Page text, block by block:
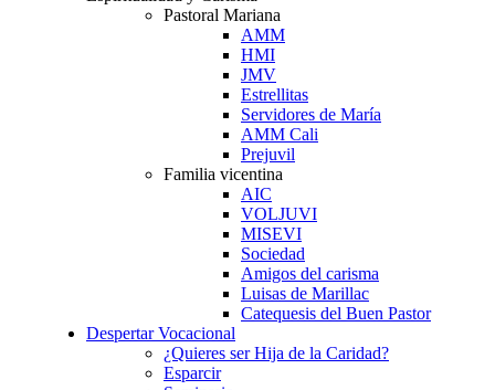
Pastoral Mariana
AMM
HMI
JMV
Estrellitas
Servidores de María
AMM Cali
Prejuvil
Familia vicentina
AIC
VOLJUVI
MISEVI
Sociedad
Amigos del carisma
Luisas de Marillac
Catequesis del Buen Pastor
Despertar Vocacional
¿Quieres ser Hija de la Caridad?
Esparcir